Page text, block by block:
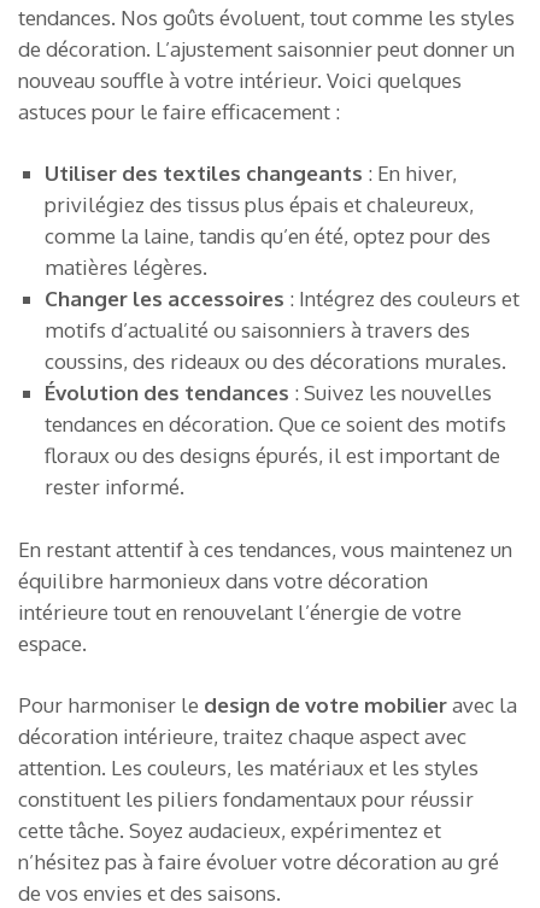
tendances. Nos goûts évoluent, tout comme les styles
de décoration. L’ajustement saisonnier peut donner un
nouveau souffle à votre intérieur. Voici quelques
astuces pour le faire efficacement :
Utiliser des textiles changeants : En hiver,
privilégiez des tissus plus épais et chaleureux,
comme la laine, tandis qu’en été, optez pour des
matières légères.
Changer les accessoires : Intégrez des couleurs et
motifs d’actualité ou saisonniers à travers des
coussins, des rideaux ou des décorations murales.
Évolution des tendances : Suivez les nouvelles
tendances en décoration. Que ce soient des motifs
floraux ou des designs épurés, il est important de
rester informé.
En restant attentif à ces tendances, vous maintenez un
équilibre harmonieux dans votre décoration
intérieure tout en renouvelant l’énergie de votre
espace.
Pour harmoniser le design de votre mobilieravec la
décoration intérieure, traitez chaque aspect avec
attention. Les couleurs, les matériaux et les styles
constituent les piliers fondamentaux pour réussir
cette tâche. Soyez audacieux, expérimentez et
n’hésitez pas à faire évoluer votre décoration au gré
de vos envies et des saisons.